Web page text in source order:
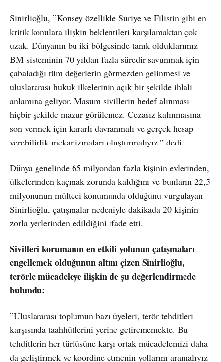
Sinirlioğlu, ”Konsey özellikle Suriye ve Filistin gibi en
kritik konulara ilişkin beklentileri karşılamaktan çok
uzak. Dünyanın bu iki bölgesinde tanık olduklarımız
BM sisteminin 70 yıldan fazla süredir savunmak için
çabaladığı tüm değerlerin görmezden gelinmesi ve
uluslararası hukuk ilkelerinin açık bir şekilde ihlali
anlamına geliyor. Masum sivillerin hedef alınması
hiçbir şekilde mazur görülemez. Cezasız kalınmasına
son vermek için kararlı davranmalı ve gerçek hesap
verebilirlik mekanizmaları oluşturmalıyız.” dedi.
Dünya genelinde 65 milyondan fazla kişinin evlerinden,
ülkelerinden kaçmak zorunda kaldığını ve bunların 22,5
milyonunun mülteci konumunda olduğunu vurgulayan
Sinirlioğlu, çatışmalar nedeniyle dakikada 20 kişinin
zorla yerlerinden edildiğini ifade etti.
Sivilleri korumanın en etkili yolunun çatışmaları
engellemek olduğunun altını çizen Sinirlioğlu,
terörle mücadeleye ilişkin de şu değerlendirmede
bulundu:
”Uluslararası toplumun bazı üyeleri, terör tehditleri
karşısında taahhütlerini yerine getirememekte. Bu
tehditlerin her türlüsüne karşı ortak mücadelemizi daha
da geliştirmek ve koordine etmenin yollarını aramalıyız